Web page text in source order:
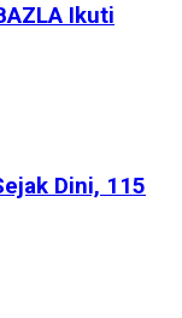
Ikuti
Dini, 115